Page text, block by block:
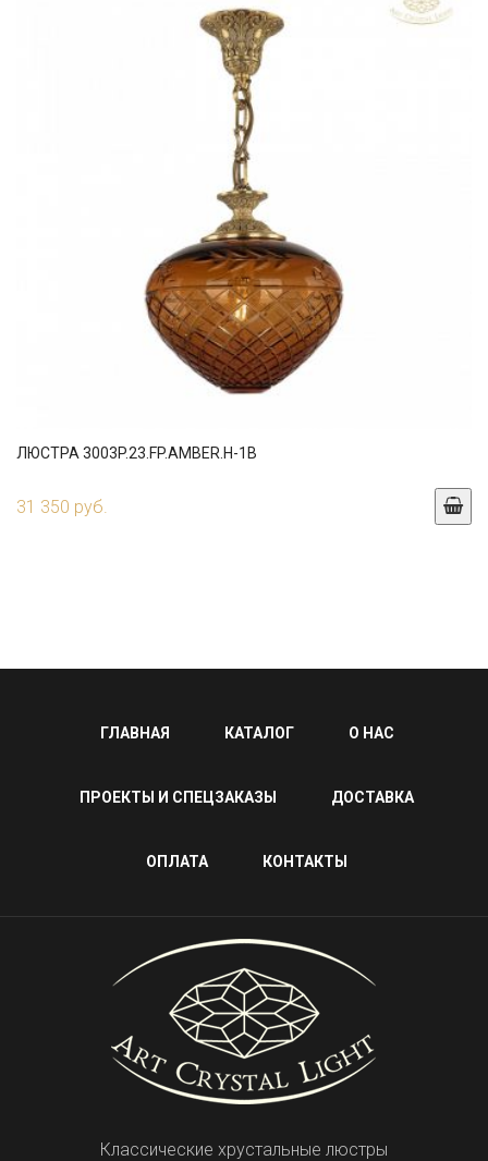
ЛЮСТРА 3003P.23.FP.AMBER.H-1B
31 350 руб.
ГЛАВНАЯ КАТАЛОГ О НАС
ПРОЕКТЫ И СПЕЦЗАКАЗЫ ДОСТАВКА
ОПЛАТА КОНТАКТЫ
Классические хрустальные люстры